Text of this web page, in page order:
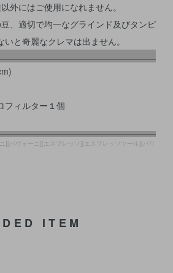
外にはご使用になれません。
、適切で均一なグラインド及びタンピ
と奇麗なクレマは出ません。
フィルター１個
][パヴォーニ][エスプレッソ][エスプレッソツール][バリ
ITEM